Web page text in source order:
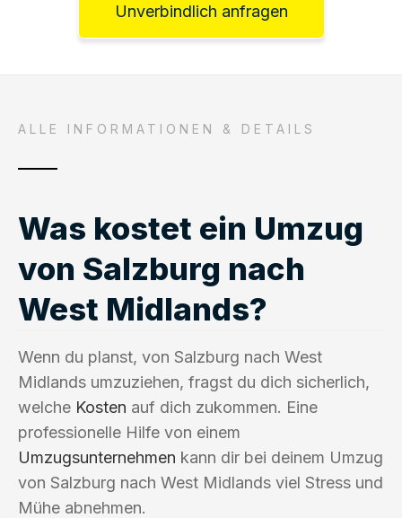
Unverbindlich anfragen
ALLE INFORMATIONEN & DETAILS
Was kostet ein Umzug
von Salzburg nach
West Midlands?
Wenn du planst, von Salzburg nach West
Midlands umzuziehen, fragst du dich sicherlich,
welche Kosten auf dich zukommen. Eine
professionelle Hilfe von einem
Umzugsunternehmen kann dir bei deinem Umzug
von Salzburg nach West Midlands viel Stress und
Mühe abnehmen.